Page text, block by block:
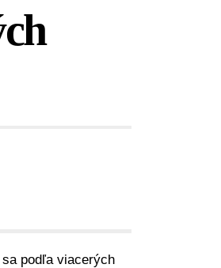
podľa viacerých